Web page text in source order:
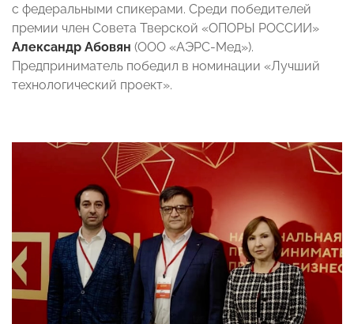
с федеральными спикерами. Среди победителей
премии член Совета Тверской «ОПОРЫ РОССИИ»
Александр Абовян (ООО «АЭРС-Мед»).
Предприниматель победил в номинации «Лучший
технологический проект».